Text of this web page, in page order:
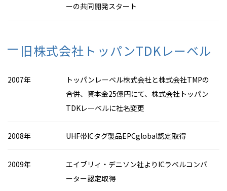
ーの共同開発スタート
旧株式会社トッパンTDKレーベル
2007年
トッパンレーベル株式会社と株式会社TMPの
合併、資本金25億円にて、株式会社トッパン
TDKレーベルに社名変更
2008年 UHF帯ICタグ製品EPCglobal認定取得
2009年
エイブリィ・デニソン社よりICラベルコンバ
ーター認定取得